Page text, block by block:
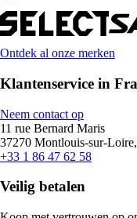
Ontdek al onze merken
Klantenservice in
Neem contact op
11 rue Bernard Maris
37270 Montlouis-sur-
+33 1 86 47 62 58
Veilig betalen